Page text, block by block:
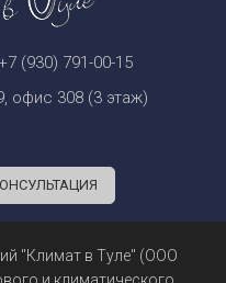
+7 (930) 791-00-15
офис 308 (3 этаж)
"Климат в Туле" (ООО
и климатического